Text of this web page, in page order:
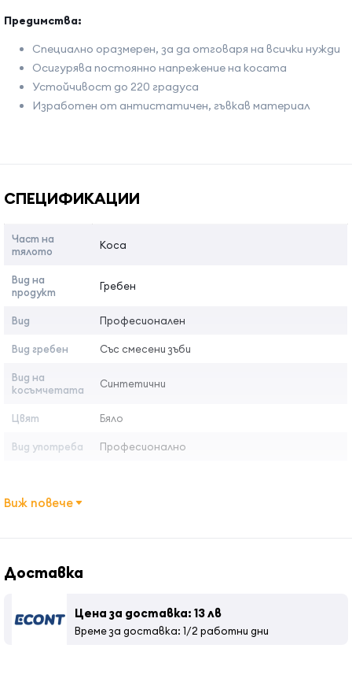
Предимства:
Специално оразмерен, за да отговаря на всички нужди
Осигурява постоянно напрежение на косата
Устойчивост до 220 градуса
Изработен от антистатичен, гъвкав материал
СПЕЦИФИКАЦИИ
Част на
тялото
Коса
Вид на
продукт
Гребен
Вид Професионален
Вид гребен Със смесени зъби
Вид на
косъмчетата
Синтетични
Цвят Бяло
Вид употреба Професионално
Виж повече
Доставка
Цена за доставка: 13 лв
Време за доставка: 1/2 работни дни